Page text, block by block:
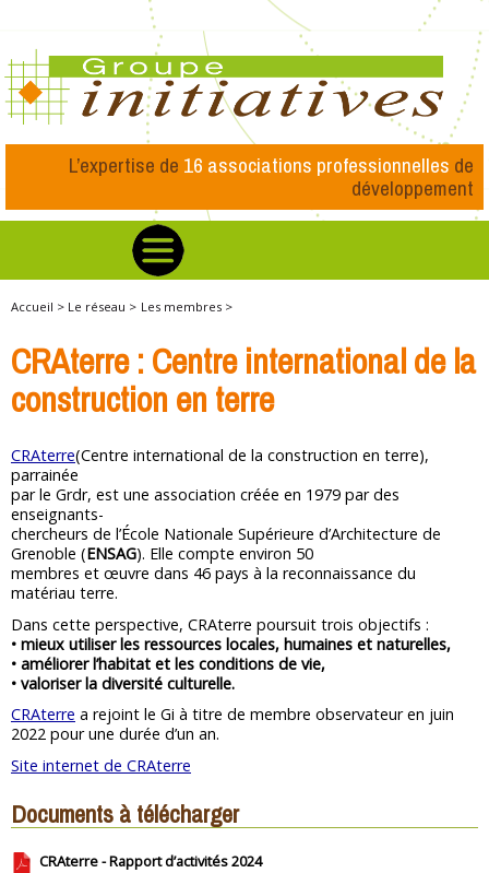
L’expertise de 16 associations professionnelles de
développement
Accueil > Le réseau > Les membres >
CRAterre : Centre international de la
construction en terre
CRAterre(Centre international de la construction en terre),
parrainée
par le Grdr, est une association créée en 1979 par des
enseignants-
chercheurs de l’École Nationale Supérieure d’Architecture de
Grenoble (ENSAG). Elle compte environ 50
membres et œuvre dans 46 pays à la reconnaissance du
matériau terre.
Dans cette perspective, CRAterre poursuit trois objectifs :
• mieux utiliser les ressources locales, humaines et naturelles,
• améliorer l’habitat et les conditions de vie,
• valoriser la diversité culturelle.
CRAterre a rejoint le Gi à titre de membre observateur en juin
2022 pour une durée d’un an.
Site internet de CRAterre
Documents à télécharger
CRAterre - Rapport d’activités 2024